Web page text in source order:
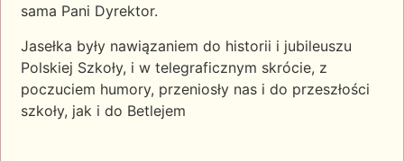
sama Pani Dyrektor.
Jasełka były nawiązaniem do historii i jubileuszu
Polskiej Szkoły, i w telegraficznym skrócie, z
poczuciem humory, przeniosły nas i do przeszłości
szkoły, jak i do Betlejem